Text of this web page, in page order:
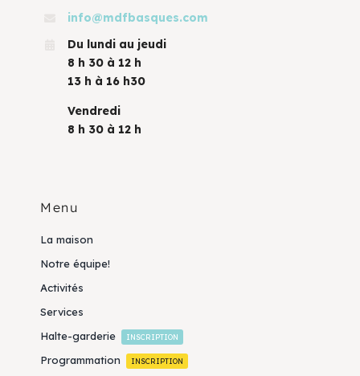
info@mdfbasques.com
Du lundi au jeudi
8 h 30 à 12 h
13 h à 16 h30
Vendredi
8 h 30 à 12 h
Menu
La maison
Notre équipe!
Activités
Services
Halte-garderie
INSCRIPTION
Programmation INSCRIPTION